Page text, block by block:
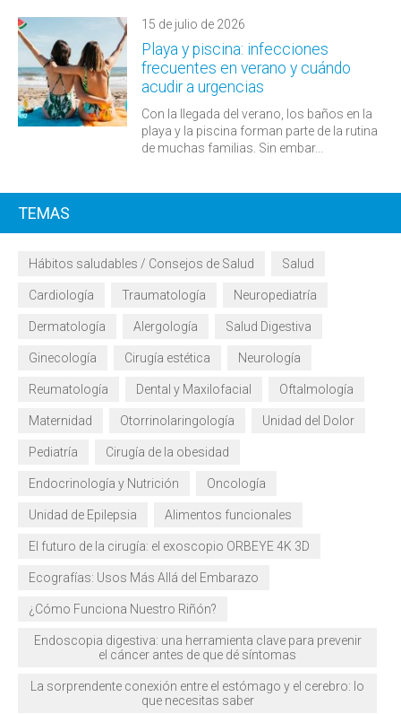
15 de julio de 2026
Playa y piscina: infecciones
frecuentes en verano y cuándo
acudir a urgencias
Con la llegada del verano, los baños en la
playa y la piscina forman parte de la rutina
de muchas familias. Sin embar...
TEMAS
Hábitos saludables / Consejos de Salud Salud
Cardiología Traumatología Neuropediatría
Dermatología Alergología Salud Digestiva
Ginecología Cirugía estética Neurología
Reumatología Dental y Maxilofacial Oftalmología
Maternidad Otorrinolaringología Unidad del Dolor
Pediatría Cirugía de la obesidad
Endocrinología y Nutrición Oncología
Unidad de Epilepsia Alimentos funcionales
El futuro de la cirugía: el exoscopio ORBEYE 4K 3D
Ecografías: Usos Más Allá del Embarazo
¿Cómo Funciona Nuestro Riñón?
Endoscopia digestiva: una herramienta clave para prevenir
el cáncer antes de que dé síntomas
La sorprendente conexión entre el estómago y el cerebro: lo
que necesitas saber